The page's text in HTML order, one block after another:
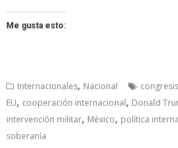
Me gusta esto:
Internacionales, Nacional
EU, cooperación internacional, Donald
intervención militar, México, política
soberanía